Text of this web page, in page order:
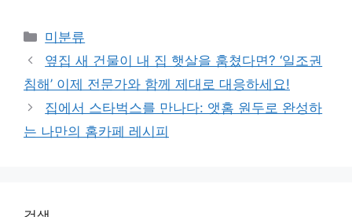
Categories
미분류
옆집 새 건물이 내 집 햇살을 훔쳤다면? ‘일조권
침해’ 이제 전문가와 함께 제대로 대응하세요!
집에서 스타벅스를 만나다: 앳홈 원두로 완성하
는 나만의 홈카페 레시피